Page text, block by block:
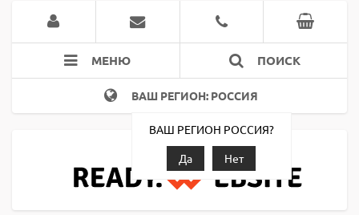
МЕНЮ ПОИСК
ВАШ РЕГИОН: РОССИЯ
ВАШ РЕГИОН РОССИЯ?
Да
Нет